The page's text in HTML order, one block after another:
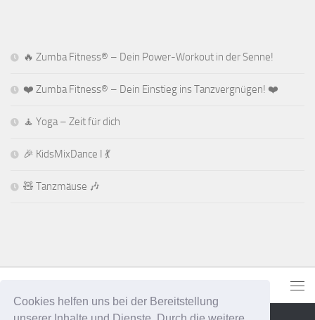
Cookies helfen uns bei der Bereitstellung
🔥 Zumba Fitness® – Dein Power-Workout in der Senne!
❤️ Zumba Fitness® – Dein Einstieg ins Tanzvergnügen! ❤️
🧘 Yoga – Zeit für dich
🎉 KidsMixDance I 💃
🧸 Tanzmäuse 🎶